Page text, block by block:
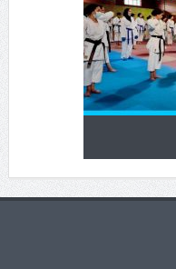
تولد